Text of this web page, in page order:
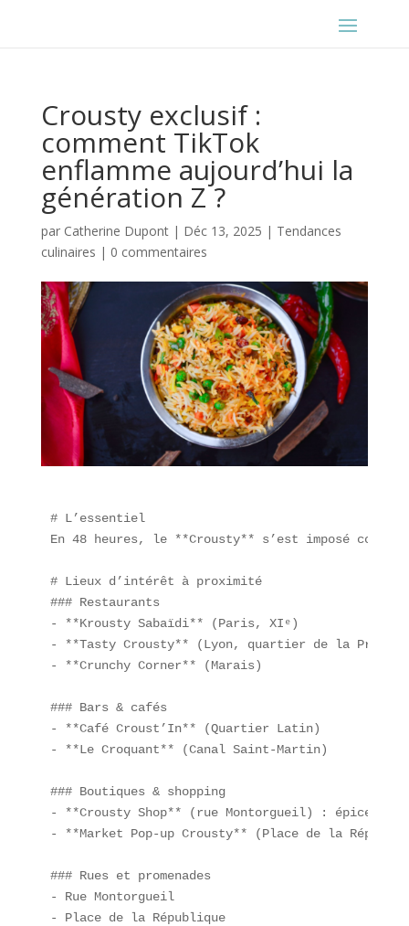
Crousty exclusif :
comment TikTok
enflamme aujourd’hui la
génération Z ?
par Catherine Dupont| Déc 13, 2025 | Tendances
culinaires | 0 commentaires
# L’essentiel
En 48 heures, le **Crousty** s’est imposé
# Lieux d’intérêt à proximité
### Restaurants
- **Krousty Sabaïdi** (Paris, XIᵉ)
- **Tasty Crousty** (Lyon, quartier de la
- **Crunchy Corner** (Marais)
### Bars & cafés
- **Café Croust’In** (Quartier Latin)
- **Le Croquant** (Canal Saint-Martin)
### Boutiques & shopping
- **Crousty Shop** (rue Montorgueil) :
- **Market Pop-up Crousty** (Place de la
### Rues et promenades
- Rue Montorgueil
- Place de la République